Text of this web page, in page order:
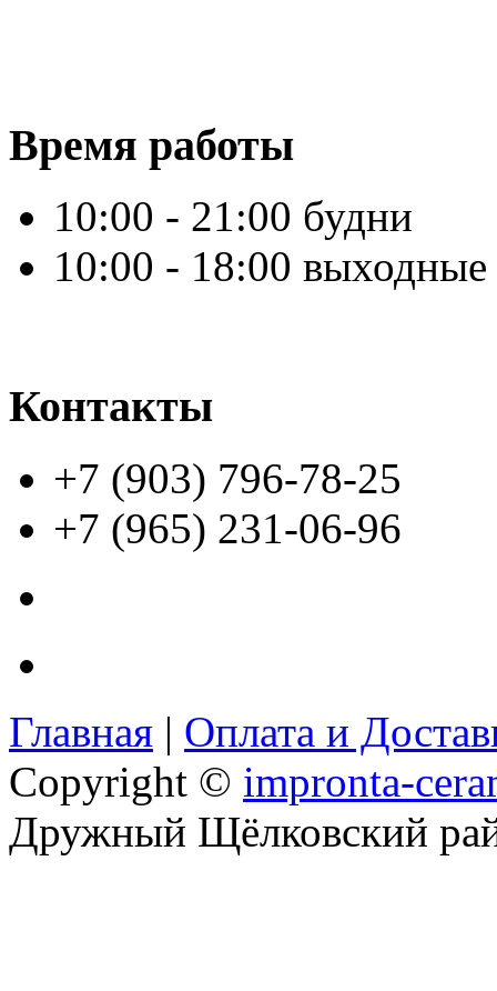
Время работы
10:00 - 21:00 будни
10:00 - 18:00 выходные
Контакты
+7 (903) 796-78-25
+7 (965) 231-06-96
Главная | Оплата и
Copyright © impronta-
Дружный Щёлковский